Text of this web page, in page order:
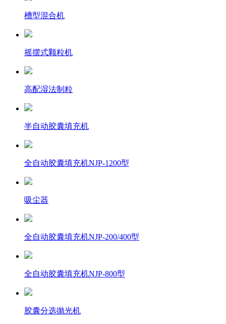
槽型混合机
摇摆式颗粒机
高配湿法制粒
半自动胶囊填充机
全自动胶囊填充机NJP-1200型
吸尘器
全自动胶囊填充机NJP-200/400型
全自动胶囊填充机NJP-800型
胶囊分选抛光机